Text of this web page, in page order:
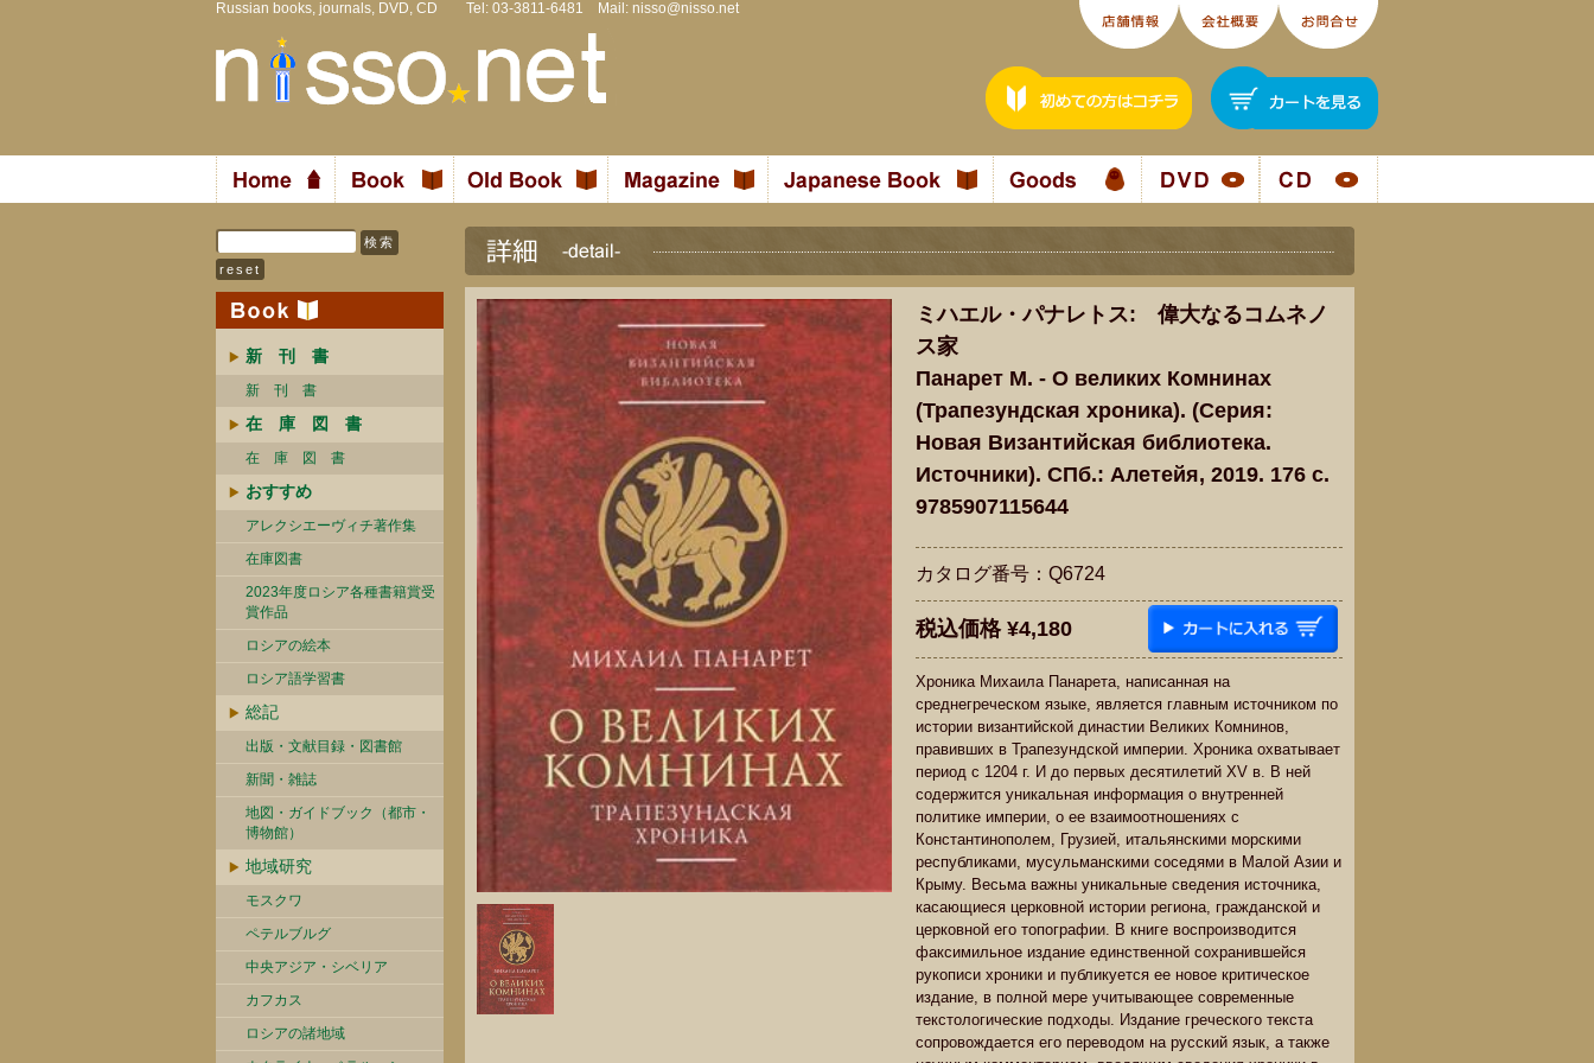
Russian books, journals, DVD, CD Tel: 03-3811-6481 Mail: nisso@nisso.net
新 刊 書
新 刊 書
在 庫 図 書
在 庫 図 書
おすすめ
アレクシエーヴィチ著作集
在庫図書
2023年度ロシア各種書籍賞受
賞作品
ロシアの絵本
ロシア語学習書
総記
出版・文献目録・図書館
新聞・雑誌
地図・ガイドブック（都市・
博物館）
地域研究
モスクワ
ペテルブルグ
中央アジア・シベリア
カフカス
ロシアの諸地域
ミハエル・パナレトス: 偉大なるコムネノ
ス家
Панарет М. - О великих Комнинах
(Трапезундская хроника). (Серия:
Новая Византийская библиотека.
Источники). СПб.: Алетейя, 2019. 176 c.
9785907115644
カタログ番号：Q6724
税込価格 ¥4,180
Хроника Михаила Панарета, написанная на
среднегреческом языке, является главным источником по
истории византийской династии Великих Комнинов,
правивших в Трапезундской империи. Хроника охватывает
период с 1204 г. И до первых десятилетий XV в. В ней
содержится уникальная информация о внутренней
политике империи, о ее взаимоотношениях с
Константинополем, Грузией, итальянскими морскими
республиками, мусульманскими соседями в Малой Азии и
Крыму. Весьма важны уникальные сведения источника,
касающиеся церковной истории региона, гражданской и
церковной его топографии. В книге воспроизводится
факсимильное издание единственной сохранившейся
рукописи хроники и публикуется ее новое критическое
издание, в полной мере учитывающее современные
текстологические подходы. Издание греческого текста
сопровождается его переводом на русский язык, а также